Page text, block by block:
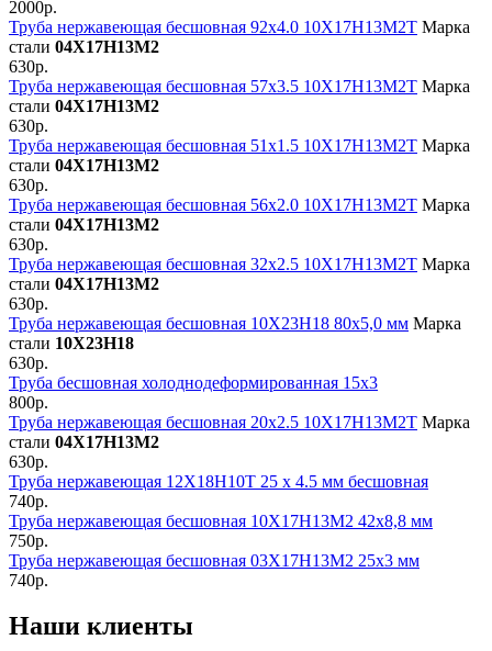
2000р.
Труба нержавеющая бесшовная 92х4.0 10Х17Н13М2Т Марка
стали 04Х17Н13М2
630р.
Труба нержавеющая бесшовная 57х3.5 10Х17Н13М2Т Марка
стали 04Х17Н13М2
630р.
Труба нержавеющая бесшовная 51х1.5 10Х17Н13М2Т Марка
стали 04Х17Н13М2
630р.
Труба нержавеющая бесшовная 56х2.0 10Х17Н13М2Т Марка
стали 04Х17Н13М2
630р.
Труба нержавеющая бесшовная 32х2.5 10Х17Н13М2Т Марка
стали 04Х17Н13М2
630р.
Труба нержавеющая бесшовная 10Х23Н18 80х5,0 мм Марка
стали 10Х23Н18
630р.
Труба бесшовная холоднодеформированная 15x3
800р.
Труба нержавеющая бесшовная 20х2.5 10Х17Н13М2Т Марка
стали 04Х17Н13М2
630р.
Труба нержавеющая 12Х18Н10Т 25 х 4.5 мм бесшовная
740р.
Труба нержавеющая бесшовная 10Х17Н13М2 42х8,8 мм
750р.
Труба нержавеющая бесшовная 03Х17Н13М2 25х3 мм
740р.
Наши клиенты